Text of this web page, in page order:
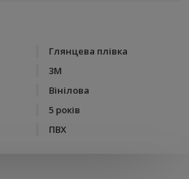
Глянцева плівка
3М
Вінілова
5 років
ПВХ